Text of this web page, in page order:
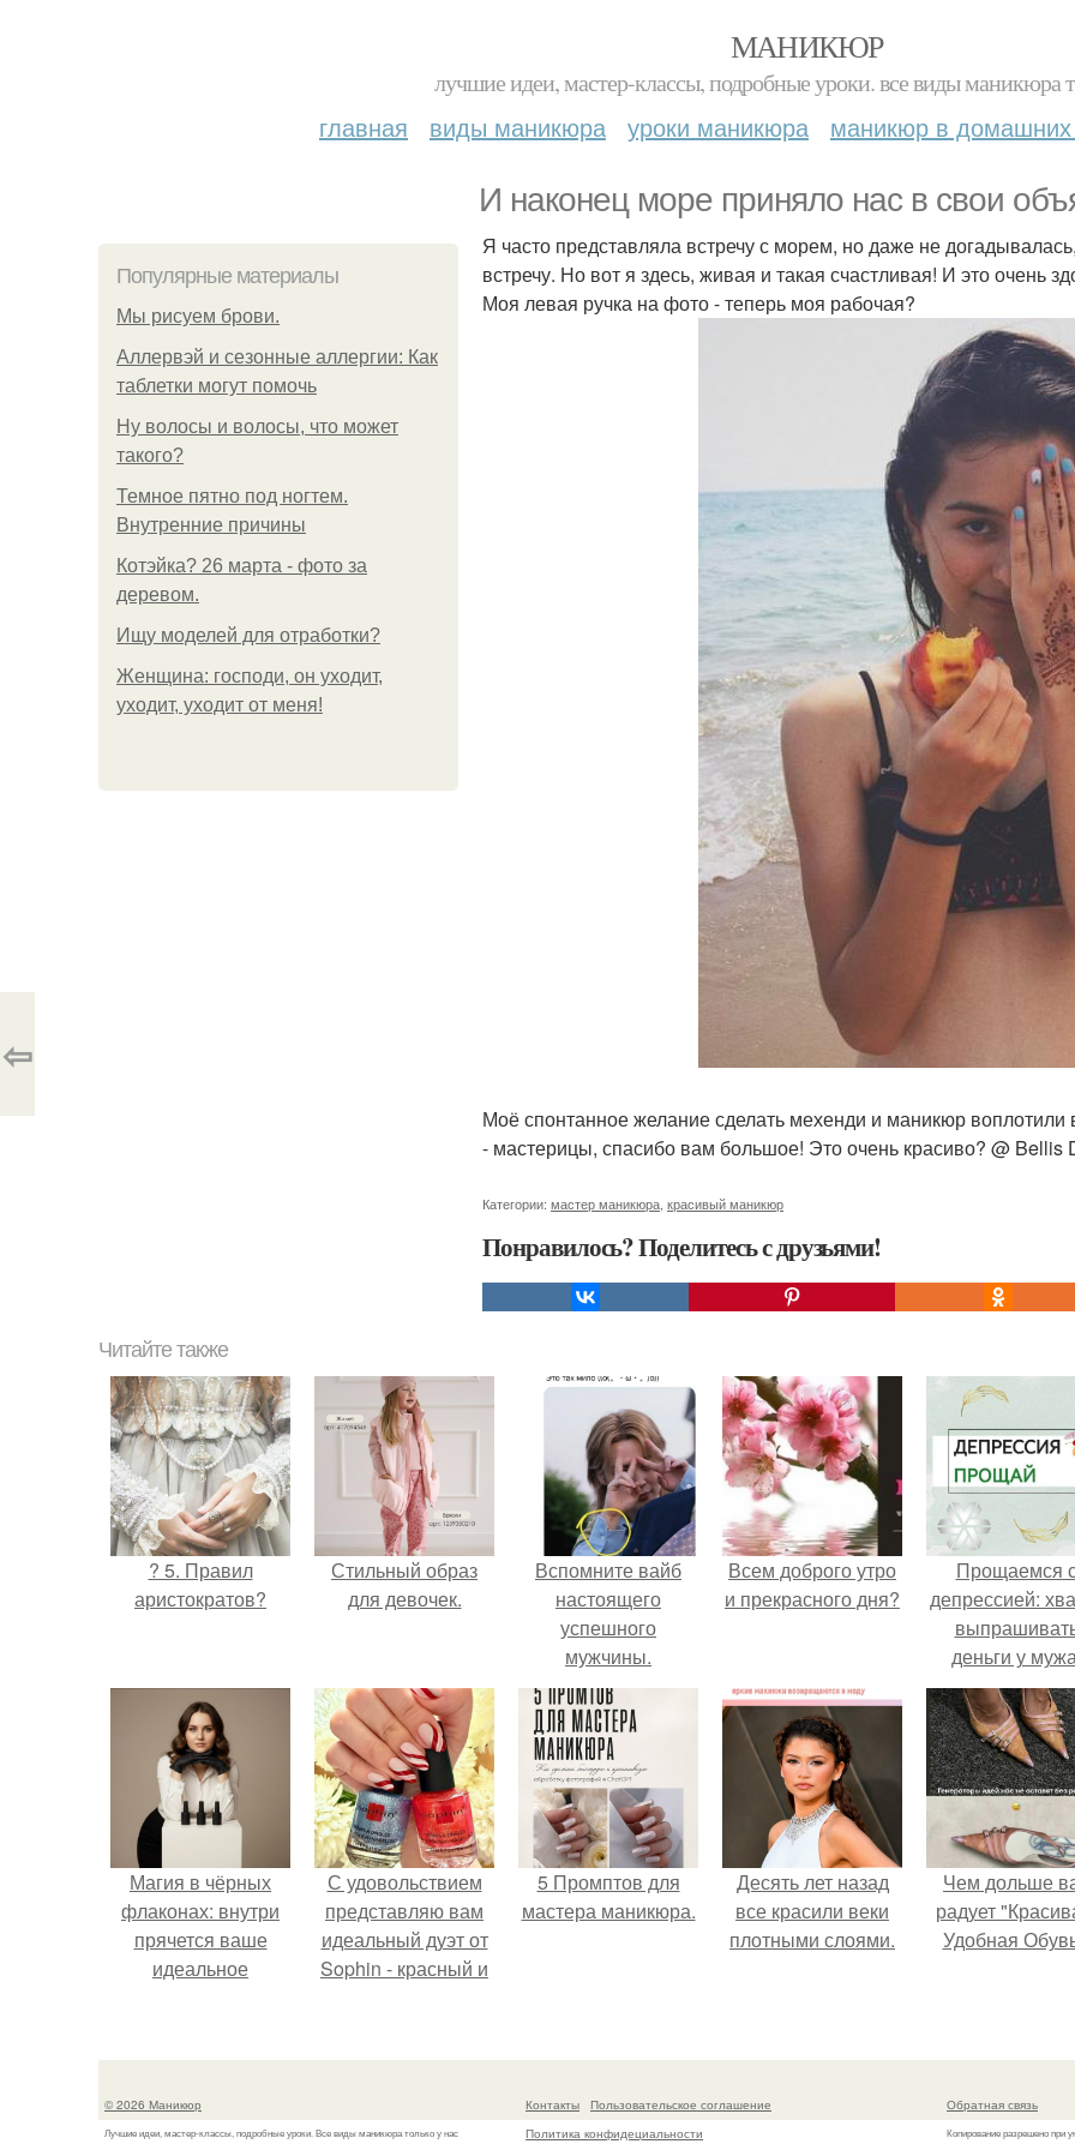
МАНИКЮР
лучшие идеи, мастер-классы, подробные уроки. все виды маникюра
главная виды маникюра уроки маникюра маникюр в домашних
И наконец море приняло нас в свои
Популярные материалы
Мы рисуем брови.
Аллервэй и сезонные аллергии: Как
таблетки могут помочь
Ну волосы и волосы, что может
такого?
Темное пятно под ногтем.
Внутренние причины
Котэйка? 26 марта - фото за
деревом.
Ищу моделей для отработки?
Женщина: господи, он уходит,
уходит, уходит от меня!
Я часто представляла встречу с морем, но даже не
встречу. Но вот я здесь, живая и такая счастливая! И это очень
Моя левая ручка на фото - теперь моя рабочая?
Моё спонтанное желание сделать мехенди и маникюр
- мастерицы, спасибо вам большое! Это очень красиво? @ Bellis
Категории: мастер маникюра красивый маникюр
Понравилось? Поделитесь с друзьями!
⇦
Читайте также
? 5. Правил
аристократов?
Стильный образ
для девочек.
Вспомните вайб
настоящего
успешного
мужчины.
Всем доброго утро
и прекрасного дня?
Прощаемся
депрессией:
деньги у
Магия в чёрных
флаконах: внутри
прячется ваше
идеальное
С удовольствием
представляю вам
идеальный дуэт от
Sophin - красный и
номер 0262.
5 Промптов для
мастера маникюра.
Десять лет назад
все красили веки
плотными слоями.
Чем дольше
радует
Удобная
© 2026 Маникюр
Лучшие идеи, мастер-классы, подробные уроки. Все виды маникюра только у нас
Контакты
Пользовательское соглашение
Политика конфидециальности
Обратная связь
Копирование разрешено при